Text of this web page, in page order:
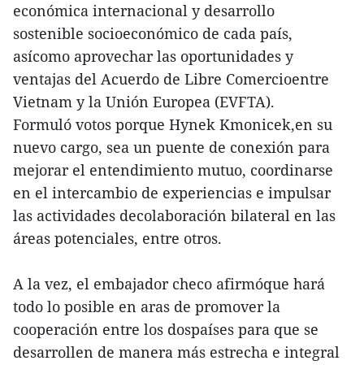
económica internacional y desarrollo
sostenible socioeconómico de cada país,
asícomo aprovechar las oportunidades y
ventajas del Acuerdo de Libre Comercioentre
Vietnam y la Unión Europea (EVFTA).
Formuló votos porque Hynek Kmonicek,en su
nuevo cargo, sea un puente de conexión para
mejorar el entendimiento mutuo, coordinarse
en el intercambio de experiencias e impulsar
las actividades decolaboración bilateral en las
áreas potenciales, entre otros.
A la vez, el embajador checo afirmóque hará
todo lo posible en aras de promover la
cooperación entre los dospaíses para que se
desarrollen de manera más estrecha e integral